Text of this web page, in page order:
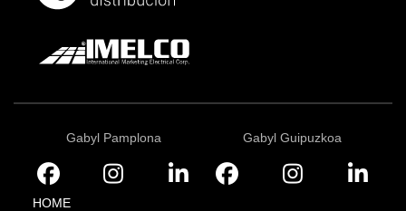
Gabyl Pamplona Gabyl Guipuzkoa
HOME